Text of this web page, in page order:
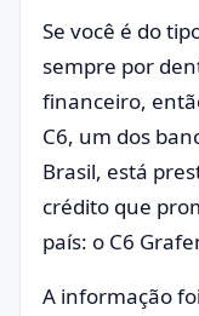
Se você é do
sempre por
financeiro,
C6, um dos
Brasil, está
crédito que
país: o C6
A informação